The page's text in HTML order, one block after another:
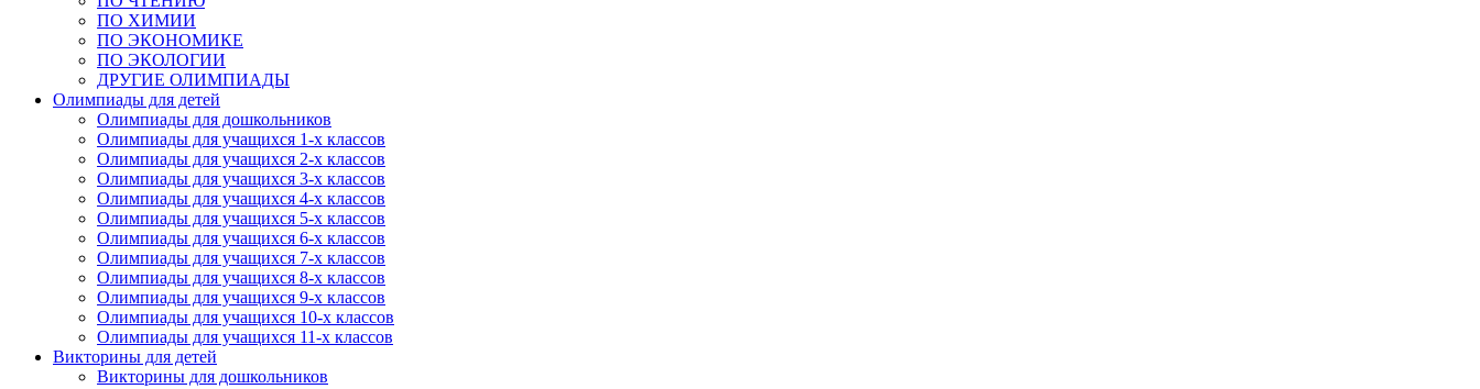
ПО ХИМИИ
ПО ЭКОНОМИКЕ
ПО ЭКОЛОГИИ
ДРУГИЕ ОЛИМПИАДЫ
Олимпиады для детей
Олимпиады для дошкольников
Олимпиады для учащихся 1-х классов
Олимпиады для учащихся 2-х классов
Олимпиады для учащихся 3-х классов
Олимпиады для учащихся 4-х классов
Олимпиады для учащихся 5-х классов
Олимпиады для учащихся 6-х классов
Олимпиады для учащихся 7-х классов
Олимпиады для учащихся 8-х классов
Олимпиады для учащихся 9-х классов
Олимпиады для учащихся 10-х классов
Олимпиады для учащихся 11-х классов
Викторины для детей
Викторины для дошкольников